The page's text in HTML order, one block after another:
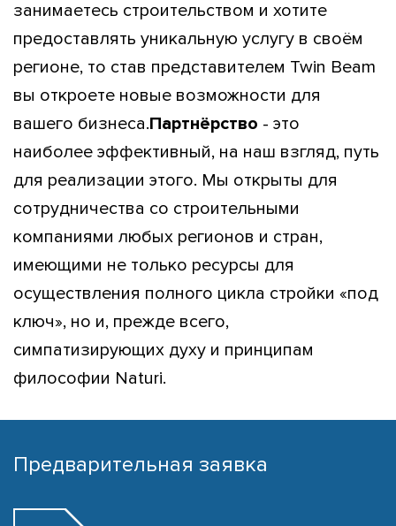
занимаетесь строительством и хотите
предоставлять уникальную услугу в своём
регионе, то став представителем Twin Beam
вы откроете новые возможности для
вашего бизнеса.Партнёрство - это
наиболее эффективный, на наш взгляд, путь
для реализации этого. Мы открыты для
сотрудничества со строительными
компаниями любых регионов и стран,
имеющими не только ресурсы для
осуществления полного цикла стройки «под
ключ», но и, прежде всего,
симпатизирующих духу и принципам
философии Naturi.
Предварительная заявка